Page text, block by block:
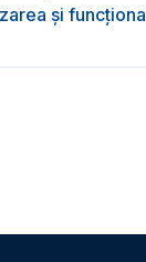
şi